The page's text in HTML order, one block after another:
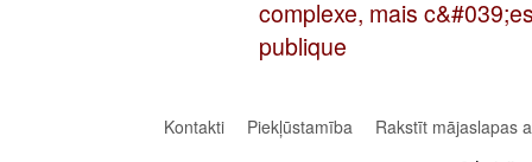
complexe, mais
publique
Kontakti Piekļūstamība
Rakstīt mājaslapas